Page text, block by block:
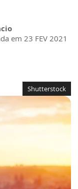
em 23 FEV 2021
Shutterstock